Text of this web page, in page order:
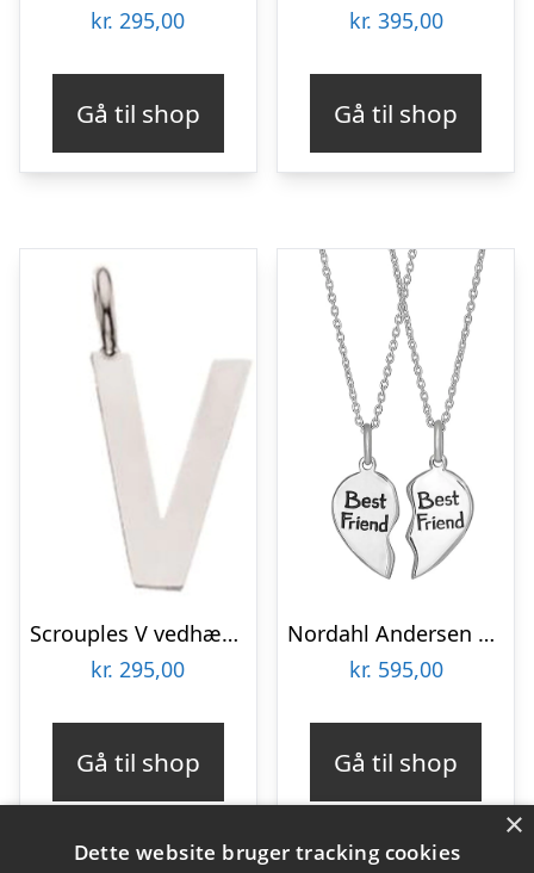
kr. 295,00
Gå til shop
kr. 395,00
Gå til shop
Scrouples V vedhæng sølv inkl. kæde
kr. 295,00
Gå til shop
Nordahl Andersen Best Friend knækhjerte vedhæng inkl. kæde
kr. 595,00
Gå til shop
×
Dette website bruger tracking cookies